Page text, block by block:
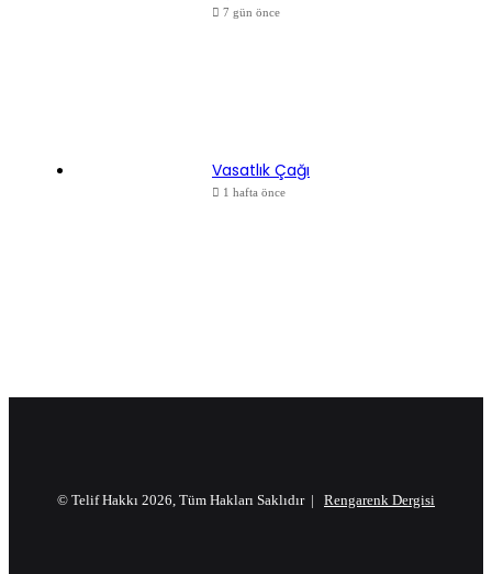
7 gün önce
Vasatlık Çağı
1 hafta önce
© Telif Hakkı 2026, Tüm Hakları Saklıdır | Rengarenk Dergisi